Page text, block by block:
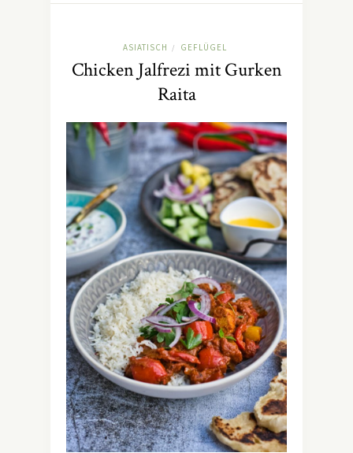
ASIATISCH / GEFLÜGEL
Chicken Jalfrezi mit Gurken
Raita